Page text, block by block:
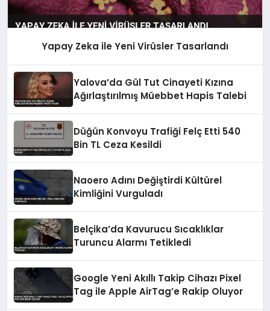
Yapay Zeka ile Yeni Virüsler Tasarlandı
Yalova’da Gül Tut Cinayeti Kızına
Ağırlaştırılmış Müebbet Hapis Talebi
Düğün Konvoyu Trafiği Felç Etti 540
Bin TL Ceza Kesildi
Naoero Adını Değiştirdi Kültürel
Kimliğini Vurguladı
Belçika’da Kavurucu Sıcaklıklar
Turuncu Alarmı Tetikledi
Google Yeni Akıllı Takip Cihazı Pixel
Tag ile Apple AirTag’e Rakip Oluyor